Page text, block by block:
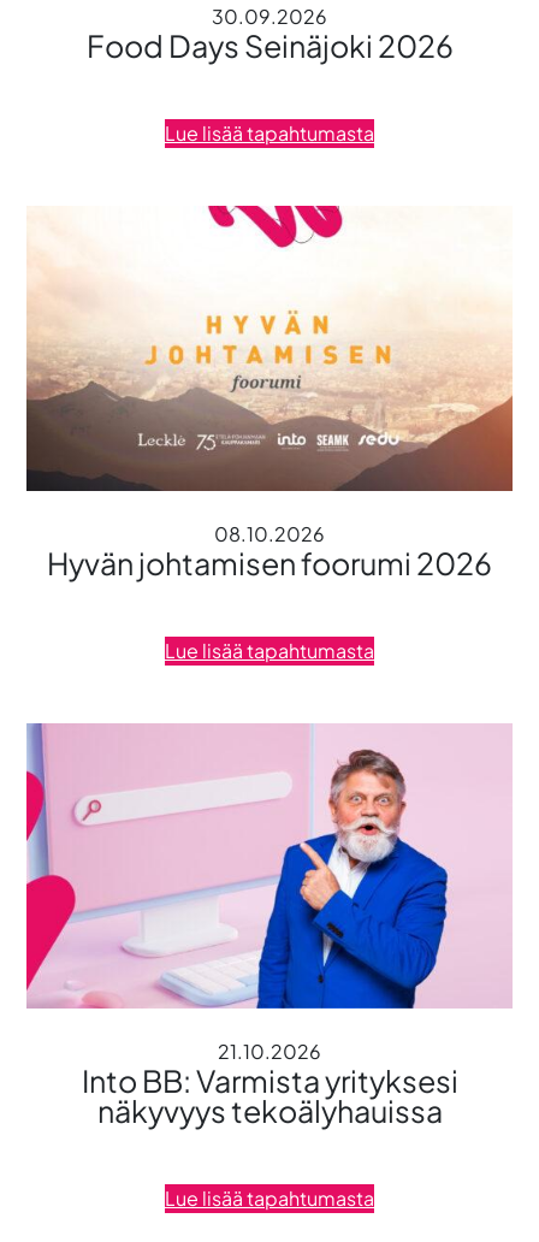
30.09.2026
Food Days Seinäjoki 2026
Lue lisää tapahtumasta
08.10.2026
Hyvän johtamisen foorumi 2026
Lue lisää tapahtumasta
21.10.2026
Into BB: Varmista yrityksesi
näkyvyys tekoälyhauissa
Lue lisää tapahtumasta